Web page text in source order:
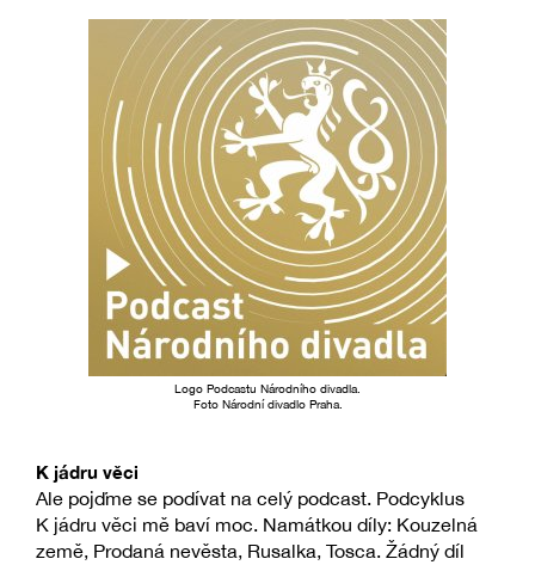
Logo Podcastu Národního divadla.
Foto Národní divadlo Praha.
K jádru věci
Ale pojďme se podívat na celý podcast. Podcyklus
K jádru věci mě baví moc. Namátkou díly: Kouzelná
země, Prodaná nevěsta, Rusalka, Tosca. Žádný díl